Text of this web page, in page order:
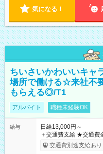
気になる！
ちいさいかわいいキャ
場所で働ける☆来社不
もらえる◎/T1
アルバイト 職種未経験OK
給与
日給13,000円～
＋交通費支給 ★交通費全額支給！ ┗案件により規定あり ★日払
いOK！（規定あり）
ンビニATMから 日払い分を引
交通費別途支給あり